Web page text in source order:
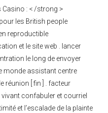
Casino : < /strong >
les British people
reproductible
et le site web . lancer
le long de envoyer
monde assistant centre
réunion [ fin ] . facteur
confabuler et courriel
et l’escalade de la plainte